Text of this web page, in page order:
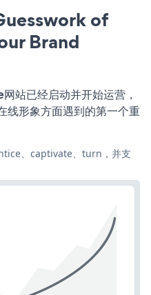
of
Brand
站已经启动并开始运营，
线形象方面遇到的第一个重
、captivate、turn，并支